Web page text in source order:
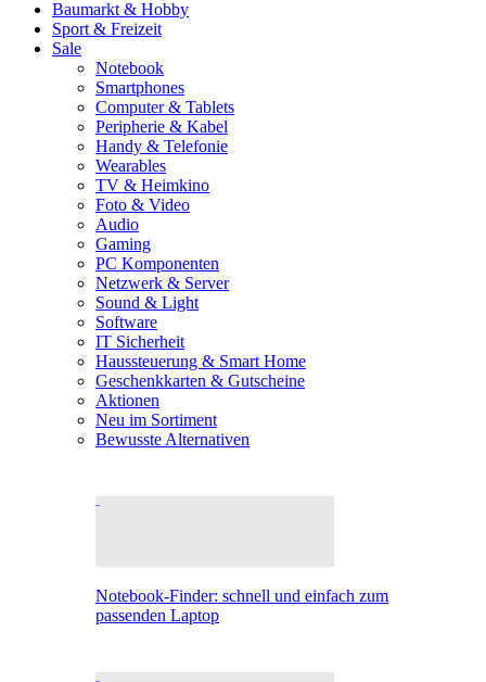
Baumarkt & Hobby
Sport & Freizeit
Sale
Notebook
Smartphones
Computer & Tablets
Peripherie & Kabel
Handy & Telefonie
Wearables
TV & Heimkino
Foto & Video
Audio
Gaming
PC Komponenten
Netzwerk & Server
Sound & Light
Software
IT Sicherheit
Haussteuerung & Smart Home
Geschenkkarten & Gutscheine
Aktionen
Neu im Sortiment
Bewusste Alternativen
Notebook-Finder: schnell und einfach zum
passenden Laptop